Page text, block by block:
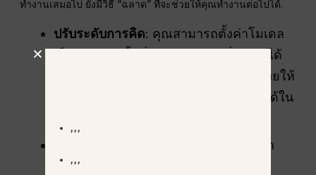
ทำงานเสมอไป ยังมีวิธี “ฉลาด” ที่จะช่วยให้คุณทำงานต่อไปได้.
ปรับระดับการคิด: คุณสามารถตั้งค่าโมเดล
เป็น “การคิดขั้นต่ำ” สำหรับงานที่ง่าย ๆ ได้
ซึ่งจะใช้ “พลังสมอง” น้อยลง และอาจช่วยให้
คุณอยู่ภายใต้ขีดจำกัดของภาระงานสูงได้ใน
: แทนที่จะขอภาพใหม่ทุก
ครั้ง,
🎬 การสร้างวิดีโอ:
🎨 การสร้างภาพ: